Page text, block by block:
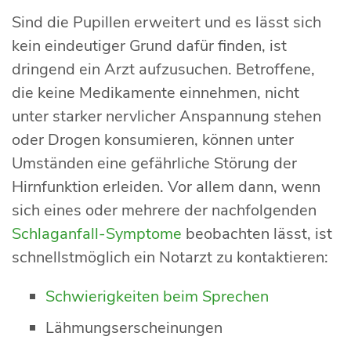
Sind die Pupillen erweitert und es lässt sich
kein eindeutiger Grund dafür finden, ist
dringend ein Arzt aufzusuchen. Betroffene,
die keine Medikamente einnehmen, nicht
unter starker nervlicher Anspannung stehen
oder Drogen konsumieren, können unter
Umständen eine gefährliche Störung der
Hirnfunktion erleiden. Vor allem dann, wenn
sich eines oder mehrere der nachfolgenden
Schlaganfall-Symptome beobachten lässt, ist
schnellstmöglich ein Notarzt zu kontaktieren:
Schwierigkeiten beim Sprechen
Lähmungserscheinungen